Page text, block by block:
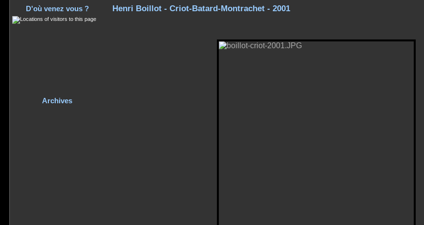
D'où venez vous ?
Archives
Henri Boillot - Criot-Batard-Montrachet - 2001